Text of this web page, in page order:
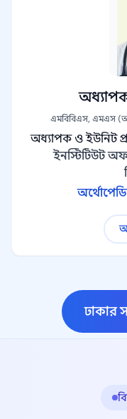
এমবিবিএস, এমএস
অধ্যাপক ও ইউনিট
ইনস্টিটিউট
ঢাকার